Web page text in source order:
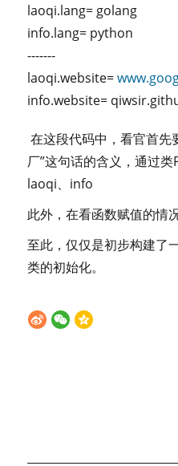
laoqi.lang= golang
info.lang= python
-------
laoqi.website=
info.website=
在这段代码中，看官首先
厂”这句话的含义，通过
laoqi、info
此外，在看函数赋值的情
至此，仅仅是初步构建了
类的初始化。